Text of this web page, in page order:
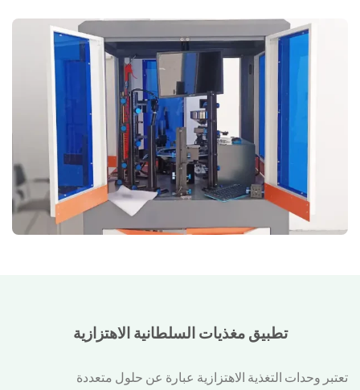
تطبيق مغذيات السلطانية الاهتزازية
تعتبر وحدات التغذية الاهتزازية عبارة عن حلول متعددة